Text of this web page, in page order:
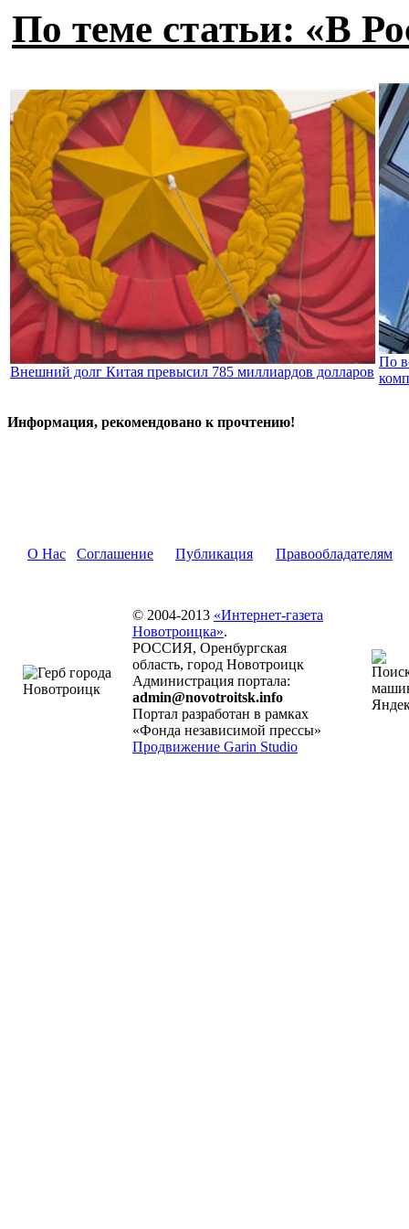
По теме статьи: «В
Внешний долг Китая превысил 785 миллиардов долларов
По
Информация, рекомендовано к прочтению!
О Нас Соглашение Публикация Правообладателям
© 2004-2013 «Интернет-газета
Новотроицка».
РОССИЯ, Оренбургская
область, город Новотроицк
Администрация портала:
admin@novotroitsk.info
Портал разработан в рамках
«Фонда независимой прессы»
Продвижение Garin Studio